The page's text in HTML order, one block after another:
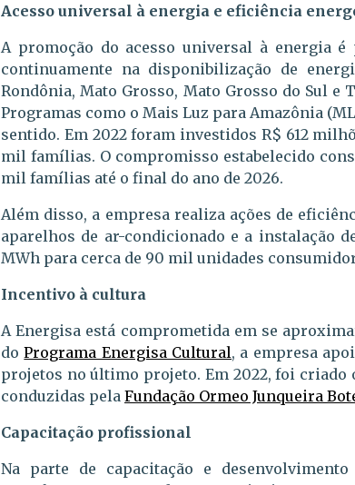
Acesso universal à energia e eficiência
A promoção do acesso universal à energia
continuamente na disponibilização de
Rondônia, Mato Grosso, Mato Grosso do Sul e
Programas como o Mais Luz para Amazônia
sentido. Em 2022 foram investidos R$ 612
mil famílias. O compromisso estabelecido
mil famílias até o final do ano de 2026.
Além disso, a empresa realiza ações de
aparelhos de ar-condicionado e a instalação
MWh para cerca de 90 mil unidades
Incentivo à cultura
A Energisa está comprometida em se
doPrograma Energisa Cultural, a empresa
projetos no último projeto. Em 2022, foi
conduzidas pela Fundação Ormeo Junqueira
Capacitação profissional
Na parte de capacitação e